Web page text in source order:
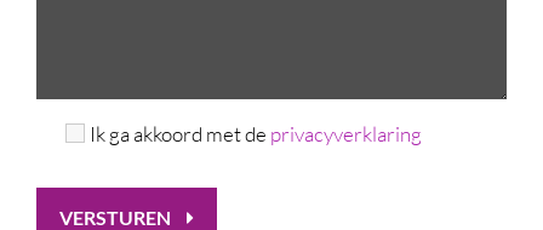
Ik ga akkoord met de privacyverklaring
VERSTUREN